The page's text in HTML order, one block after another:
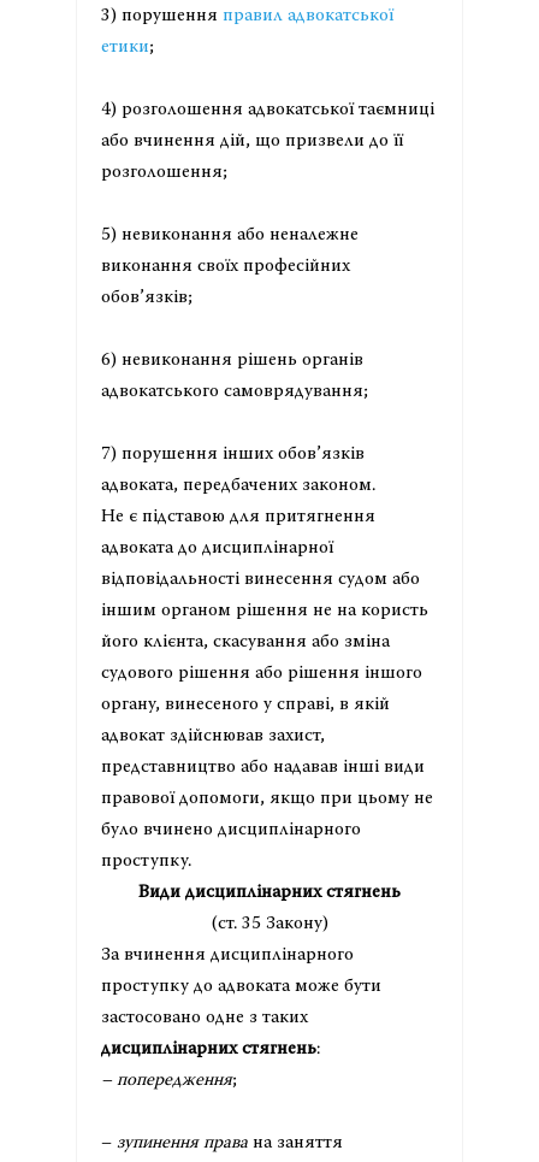
3) порушення правил адвокатської
етики;
4) розголошення адвокатської таємниці
або вчинення дій, що призвели до її
розголошення;
5) невиконання або неналежне
виконання своїх професійних
обов’язків;
6) невиконання рішень органів
адвокатського самоврядування;
7) порушення інших обов’язків
адвоката, передбачених законом.
Не є підставою для притягнення
адвоката до дисциплінарної
відповідальності винесення судом або
іншим органом рішення не на користь
його клієнта, скасування або зміна
судового рішення або рішення іншого
органу, винесеного у справі, в якій
адвокат здійснював захист,
представництво або надавав інші види
правової допомоги, якщо при цьому не
було вчинено дисциплінарного
проступку.
Види дисциплінарних стягнень
(ст. 35 Закону)
За вчинення дисциплінарного
проступку до адвоката може бути
застосовано одне з таких
дисциплінарних стягнень:
– попередження;
– зупинення права на заняття